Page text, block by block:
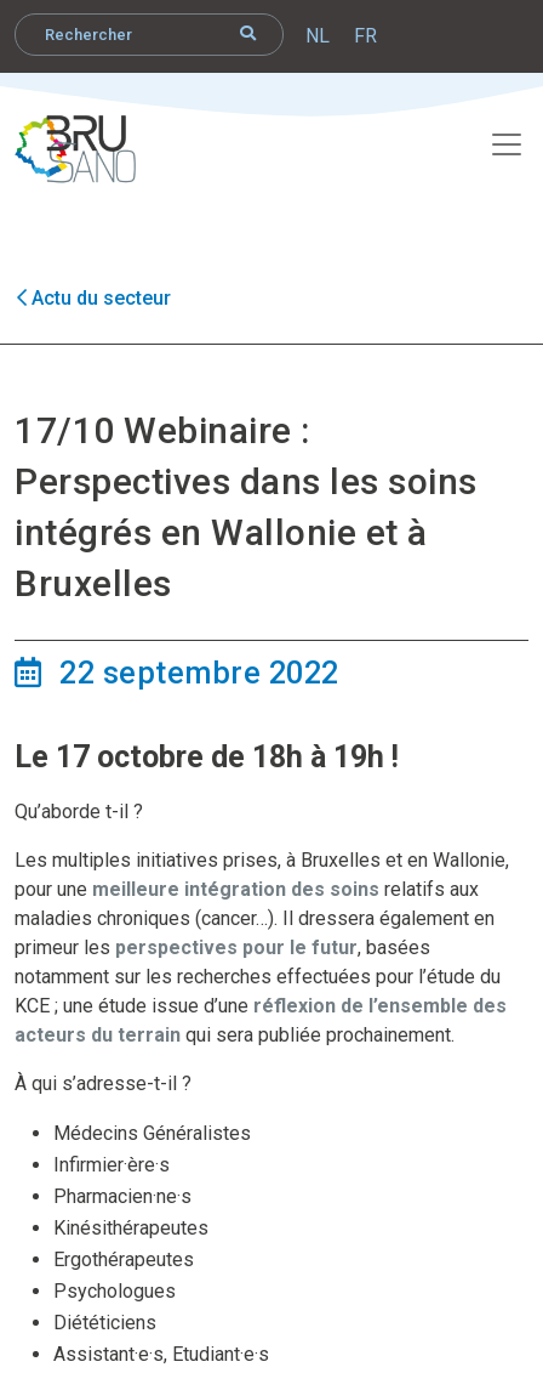
NL FR
Actu du secteur
17/10 Webinaire :
Perspectives dans les soins
intégrés en Wallonie et à
Bruxelles
22 septembre 2022
Le 17 octobre de 18h à 19h !
Qu’aborde t-il ?
Les multiples initiatives prises, à Bruxelles et en Wallonie,
pour une meilleure intégration des soins relatifs aux
maladies chroniques (cancer…). Il dressera également en
primeur les perspectives pour le futur, basées
notamment sur les recherches effectuées pour l’étude du
KCE ; une étude issue d’une réflexion de l’ensemble des
acteurs du terrain qui sera publiée prochainement.
À qui s’adresse-t-il ?
Médecins Généralistes
Infirmier·ère·s
Pharmacien·ne·s
Kinésithérapeutes
Ergothérapeutes
Psychologues
Diététiciens
Assistant·e·s, Etudiant·e·s